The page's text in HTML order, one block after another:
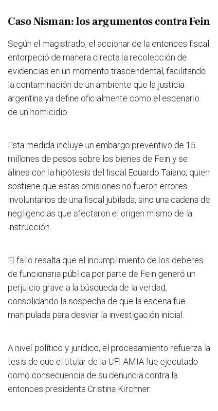
Caso Nisman: los argumentos contra Fein
Según el magistrado, el accionar de la entonces fiscal
entorpeció de manera directa la recolección de
evidencias en un momento trascendental, facilitando
la contaminación de un ambiente que la justicia
argentina ya define oficialmente como el escenario
de un homicidio.
Esta medida incluye un embargo preventivo de 15
millones de pesos sobre los bienes de Fein y se
alinea con la hipótesis del fiscal Eduardo Taiano, quien
sostiene que estas omisiones no fueron errores
involuntarios de una fiscal jubilada, sino una cadena de
negligencias que afectaron el origen mismo de la
instrucción.
El fallo resalta que el incumplimiento de los deberes
de funcionaria pública por parte de Fein generó un
perjuicio grave a la búsqueda de la verdad,
consolidando la sospecha de que la escena fue
manipulada para desviar la investigación inicial.
A nivel político y jurídico, el procesamiento refuerza la
tesis de que el titular de la UFI AMIA fue ejecutado
como consecuencia de su denuncia contra la
entonces presidenta Cristina Kirchner.